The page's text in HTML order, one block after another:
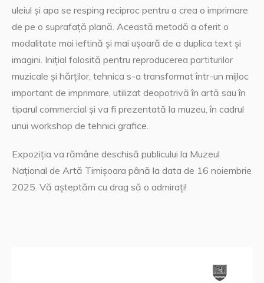
uleiul și apa se resping reciproc pentru a crea o imprimare
de pe o suprafață plană. Această metodă a oferit o
modalitate mai ieftină și mai ușoară de a duplica text și
imagini. Inițial folosită pentru reproducerea partiturilor
muzicale și hărților, tehnica s-a transformat într-un mijloc
important de imprimare, utilizat deopotrivă în artă sau în
tiparul commercial și va fi prezentată la muzeu, în cadrul
unui workshop de tehnici grafice.
Expoziția va rămâne deschisă publicului la Muzeul
Național de Artă Timișoara până la data de 16 noiembrie
2025. Vă așteptăm cu drag să o admirați!